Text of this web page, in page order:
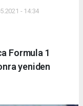
- 14:34
Formula 1
yeniden